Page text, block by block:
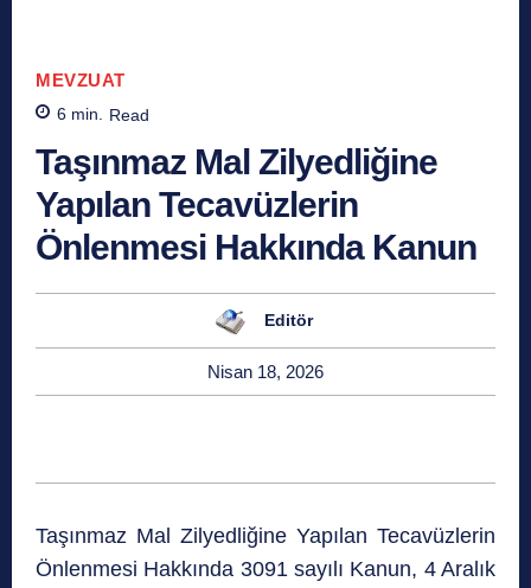
MEVZUAT
6 min. Read
Taşınmaz Mal Zilyedliğine
Yapılan Tecavüzlerin
Önlenmesi Hakkında Kanun
Editör
Nisan 18, 2026
Taşınmaz Mal Zilyedliğine Yapılan Tecavüzlerin
Önlenmesi Hakkında 3091 sayılı Kanun, 4 Aralık